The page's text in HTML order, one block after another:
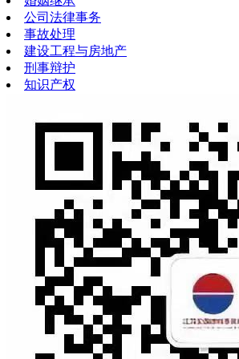
公司法律事务
事故处理
建设工程与房地产
刑事辩护
知识产权